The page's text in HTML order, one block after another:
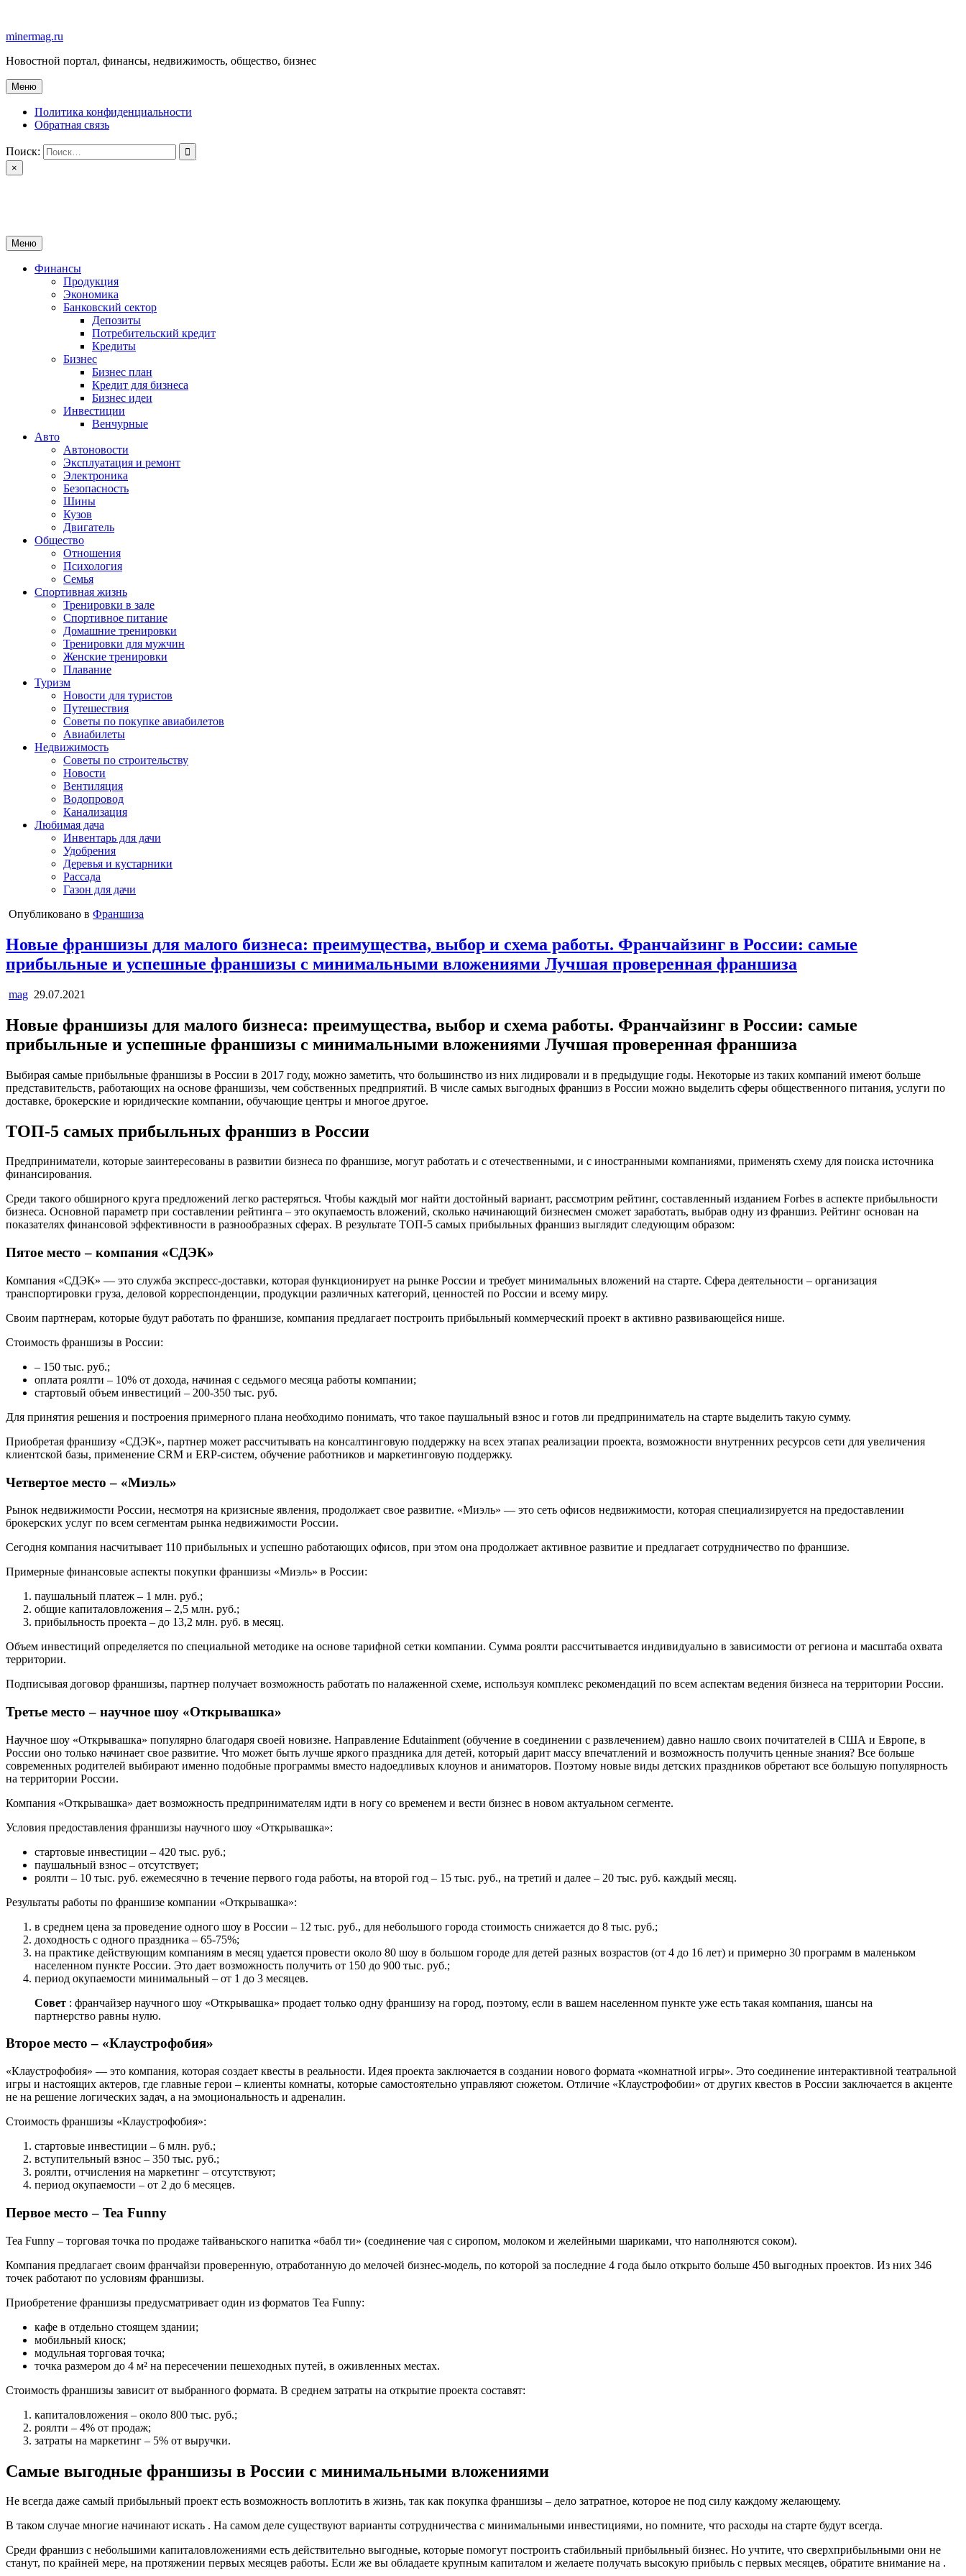
содержимому
minermag.ru
Новостной портал, финансы, недвижимость, общество, бизнес
Меню
Политика конфиденциальности
Обратная связь
Поиск:
×
Меню
Финансы
Продукция
Экономика
Банковский сектор
Депозиты
Потребительский кредит
Кредиты
Бизнес
Бизнес план
Кредит для бизнеса
Бизнес идеи
Инвестиции
Венчурные
Авто
Автоновости
Эксплуатация и ремонт
Электроника
Безопасность
Шины
Кузов
Двигатель
Общество
Отношения
Психология
Семья
Спортивная жизнь
Тренировки в зале
Спортивное питание
Домашние тренировки
Тренировки для мужчин
Женские тренировки
Плавание
Туризм
Новости для туристов
Путешествия
Советы по покупке авиабилетов
Авиабилеты
Недвижимость
Советы по строительству
Новости
Вентиляция
Водопровод
Канализация
Любимая дача
Инвентарь для дачи
Удобрения
Деревья и кустарники
Рассада
Газон для дачи
Опубликовано в Франшиза
Новые франшизы для малого бизнеса: преимущества, выбор и схема работы. Франчайзинг в России: самые
прибыльные и успешные франшизы с минимальными вложениями Лучшая проверенная франшиза
mag 29.07.2021
Новые франшизы для малого бизнеса: преимущества, выбор и схема работы. Франчайзинг в России: самые
прибыльные и успешные франшизы с минимальными вложениями Лучшая проверенная франшиза
Выбирая самые прибыльные франшизы в России в 2017 году, можно заметить, что большинство из них лидировали и в предыдущие годы. Некоторые из таких компаний имеют больше
представительств, работающих на основе франшизы, чем собственных предприятий. В числе самых выгодных франшиз в России можно выделить сферы общественного питания, услуги по
доставке, брокерские и юридические компании, обучающие центры и многое другое.
ТОП-5 самых прибыльных франшиз в России
Предприниматели, которые заинтересованы в развитии бизнеса по франшизе, могут работать и с отечественными, и с иностранными компаниями, применять схему для поиска источника
финансирования.
Среди такого обширного круга предложений легко растеряться. Чтобы каждый мог найти достойный вариант, рассмотрим рейтинг, составленный изданием Forbes в аспекте прибыльности
бизнеса. Основной параметр при составлении рейтинга – это окупаемость вложений, сколько начинающий бизнесмен сможет заработать, выбрав одну из франшиз. Рейтинг основан на
показателях финансовой эффективности в разнообразных сферах. В результате ТОП-5 самых прибыльных франшиз выглядит следующим образом:
Пятое место – компания «СДЭК»
Компания «СДЭК» — это служба экспресс-доставки, которая функционирует на рынке России и требует минимальных вложений на старте. Сфера деятельности – организация
транспортировки груза, деловой корреспонденции, продукции различных категорий, ценностей по России и всему миру.
Своим партнерам, которые будут работать по франшизе, компания предлагает построить прибыльный коммерческий проект в активно развивающейся нише.
Стоимость франшизы в России:
– 150 тыс. руб.;
оплата роялти – 10% от дохода, начиная с седьмого месяца работы компании;
стартовый объем инвестиций – 200-350 тыс. руб.
Для принятия решения и построения примерного плана необходимо понимать, что такое паушальный взнос и готов ли предприниматель на старте выделить такую сумму.
Приобретая франшизу «СДЭК», партнер может рассчитывать на консалтинговую поддержку на всех этапах реализации проекта, возможности внутренних ресурсов сети для увеличения
клиентской базы, применение CRM и ERP-систем, обучение работников и маркетинговую поддержку.
Четвертое место – «Миэль»
Рынок недвижимости России, несмотря на кризисные явления, продолжает свое развитие. «Миэль» — это сеть офисов недвижимости, которая специализируется на предоставлении
брокерских услуг по всем сегментам рынка недвижимости России.
Сегодня компания насчитывает 110 прибыльных и успешно работающих офисов, при этом она продолжает активное развитие и предлагает сотрудничество по франшизе.
Примерные финансовые аспекты покупки франшизы «Миэль» в России:
паушальный платеж – 1 млн. руб.;
общие капиталовложения – 2,5 млн. руб.;
прибыльность проекта – до 13,2 млн. руб. в месяц.
Объем инвестиций определяется по специальной методике на основе тарифной сетки компании. Сумма роялти рассчитывается индивидуально в зависимости от региона и масштаба охвата
территории.
Подписывая договор франшизы, партнер получает возможность работать по налаженной схеме, используя комплекс рекомендаций по всем аспектам ведения бизнеса на территории России.
Третье место – научное шоу «Открывашка»
Научное шоу «Открывашка» популярно благодаря своей новизне. Направление Edutainment (обучение в соединении с развлечением) давно нашло своих почитателей в США и Европе, в
России оно только начинает свое развитие. Что может быть лучше яркого праздника для детей, который дарит массу впечатлений и возможность получить ценные знания? Все больше
современных родителей выбирают именно подобные программы вместо надоедливых клоунов и аниматоров. Поэтому новые виды детских праздников обретают все большую популярность
на территории России.
Компания «Открывашка» дает возможность предпринимателям идти в ногу со временем и вести бизнес в новом актуальном сегменте.
Условия предоставления франшизы научного шоу «Открывашка»:
стартовые инвестиции – 420 тыс. руб.;
паушальный взнос – отсутствует;
роялти – 10 тыс. руб. ежемесячно в течение первого года работы, на второй год – 15 тыс. руб., на третий и далее – 20 тыс. руб. каждый месяц.
Результаты работы по франшизе компании «Открывашка»:
в среднем цена за проведение одного шоу в России – 12 тыс. руб., для небольшого города стоимость снижается до 8 тыс. руб.;
доходность с одного праздника – 65-75%;
на практике действующим компаниям в месяц удается провести около 80 шоу в большом городе для детей разных возрастов (от 4 до 16 лет) и примерно 30 программ в маленьком
населенном пункте России. Это дает возможность получить от 150 до 900 тыс. руб.;
период окупаемости минимальный – от 1 до 3 месяцев.
Совет : франчайзер научного шоу «Открывашка» продает только одну франшизу на город, поэтому, если в вашем населенном пункте уже есть такая компания, шансы на
партнерство равны нулю.
Второе место – «Клаустрофобия»
«Клаустрофобия» — это компания, которая создает квесты в реальности. Идея проекта заключается в создании нового формата «комнатной игры». Это соединение интерактивной театральной
игры и настоящих актеров, где главные герои – клиенты комнаты, которые самостоятельно управляют сюжетом. Отличие «Клаустрофобии» от других квестов в России заключается в акценте
не на решение логических задач, а на эмоциональность и адреналин.
Стоимость франшизы «Клаустрофобия»:
стартовые инвестиции – 6 млн. руб.;
вступительный взнос – 350 тыс. руб.;
роялти, отчисления на маркетинг – отсутствуют;
период окупаемости – от 2 до 6 месяцев.
Первое место – Tea Funny
Tea Funny – торговая точка по продаже тайваньского напитка «бабл ти» (соединение чая с сиропом, молоком и желейными шариками, что наполняются соком).
Компания предлагает своим франчайзи проверенную, отработанную до мелочей бизнес-модель, по которой за последние 4 года было открыто больше 450 выгодных проектов. Из них 346
точек работают по условиям франшизы.
Приобретение франшизы предусматривает один из форматов Tea Funny:
кафе в отдельно стоящем здании;
мобильный киоск;
модульная торговая точка;
точка размером до 4 м² на пересечении пешеходных путей, в оживленных местах.
Стоимость франшизы зависит от выбранного формата. В среднем затраты на открытие проекта составят:
капиталовложения – около 800 тыс. руб.;
роялти – 4% от продаж;
затраты на маркетинг – 5% от выручки.
Самые выгодные франшизы в России с минимальными вложениями
Не всегда даже самый прибыльный проект есть возможность воплотить в жизнь, так как покупка франшизы – дело затратное, которое не под силу каждому желающему.
В таком случае многие начинают искать . На самом деле существуют варианты сотрудничества с минимальными инвестициями, но помните, что расходы на старте будут всегда.
Среди франшиз с небольшими капиталовложениями есть действительно выгодные, которые помогут построить стабильный прибыльный бизнес. Но учтите, что сверхприбыльными они не
станут, по крайней мере, на протяжении первых месяцев работы. Если же вы обладаете крупным капиталом и желаете получать высокую прибыль с первых месяцев, обратите внимание на .